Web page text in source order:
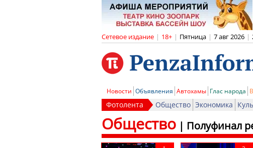
Сетевое издание | 18+ | Пятница | 7 авг 2026 |
Новости Объявления Автохамы Глас народа
Фотолента Общество Экономика
Общество | Полуфинал